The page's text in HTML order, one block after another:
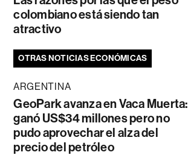
colombiano está siendo tan
atractivo
OTRAS NOTICIAS ECONÓMICAS
ARGENTINA
GeoPark avanza en Vaca Muerta:
ganó US$34 millones pero no
pudo aprovechar el alza del
precio del petróleo